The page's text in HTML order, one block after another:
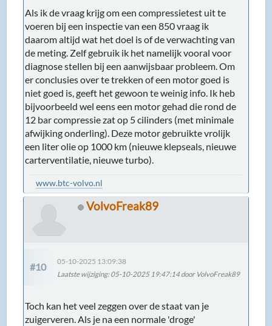
Als ik de vraag krijg om een compressietest uit te
voeren bij een inspectie van een 850 vraag ik
daarom altijd wat het doel is of de verwachting van
de meting. Zelf gebruik ik het namelijk vooral voor
diagnose stellen bij een aanwijsbaar probleem. Om
er conclusies over te trekken of een motor goed is
niet goed is, geeft het gewoon te weinig info. Ik heb
bijvoorbeeld wel eens een motor gehad die rond de
12 bar compressie zat op 5 cilinders (met minimale
afwijking onderling). Deze motor gebruikte vrolijk
een liter olie op 1000 km (nieuwe klepseals, nieuwe
carterventilatie, nieuwe turbo).
www.btc-volvo.nl
VolvoFreak89
#10
05-10-2025 13:09:38
Laatste wijziging: 05-10-2025 19:47:14 door VolvoFreak89
Toch kan het veel zeggen over de staat van je
zuigerveren. Als je na een normale 'droge'